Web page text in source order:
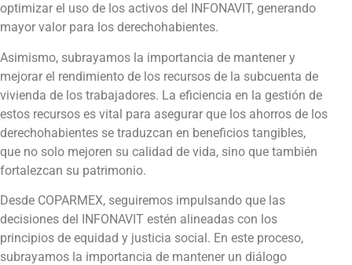
optimizar el uso de los activos del INFONAVIT, generando
mayor valor para los derechohabientes.
Asimismo, subrayamos la importancia de mantener y
mejorar el rendimiento de los recursos de la subcuenta de
vivienda de los trabajadores. La eficiencia en la gestión de
estos recursos es vital para asegurar que los ahorros de los
derechohabientes se traduzcan en beneficios tangibles,
que no solo mejoren su calidad de vida, sino que también
fortalezcan su patrimonio.
Desde COPARMEX, seguiremos impulsando que las
decisiones del INFONAVIT estén alineadas con los
principios de equidad y justicia social. En este proceso,
subrayamos la importancia de mantener un diálogo